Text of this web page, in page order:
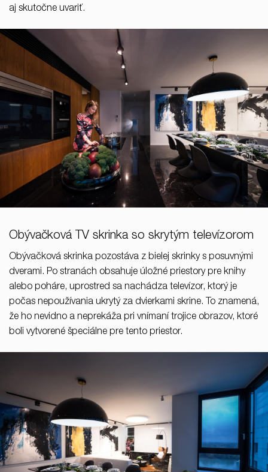
aj skutočne uvariť.
Obývačková TV skrinka so skrytým televízorom
Obývačková skrinka pozostáva z bielej skrinky s posuvnými
dverami. Po stranách obsahuje úložné priestory pre knihy
alebo poháre, uprostred sa nachádza televízor, ktorý je
počas nepoužívania ukrytý za dvierkami skrine. To znamená,
že ho nevidno a neprekáža pri vnímaní trojice obrazov, ktoré
boli vytvorené špeciálne pre tento priestor.